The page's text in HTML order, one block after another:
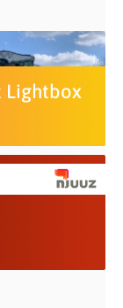
Lightbox